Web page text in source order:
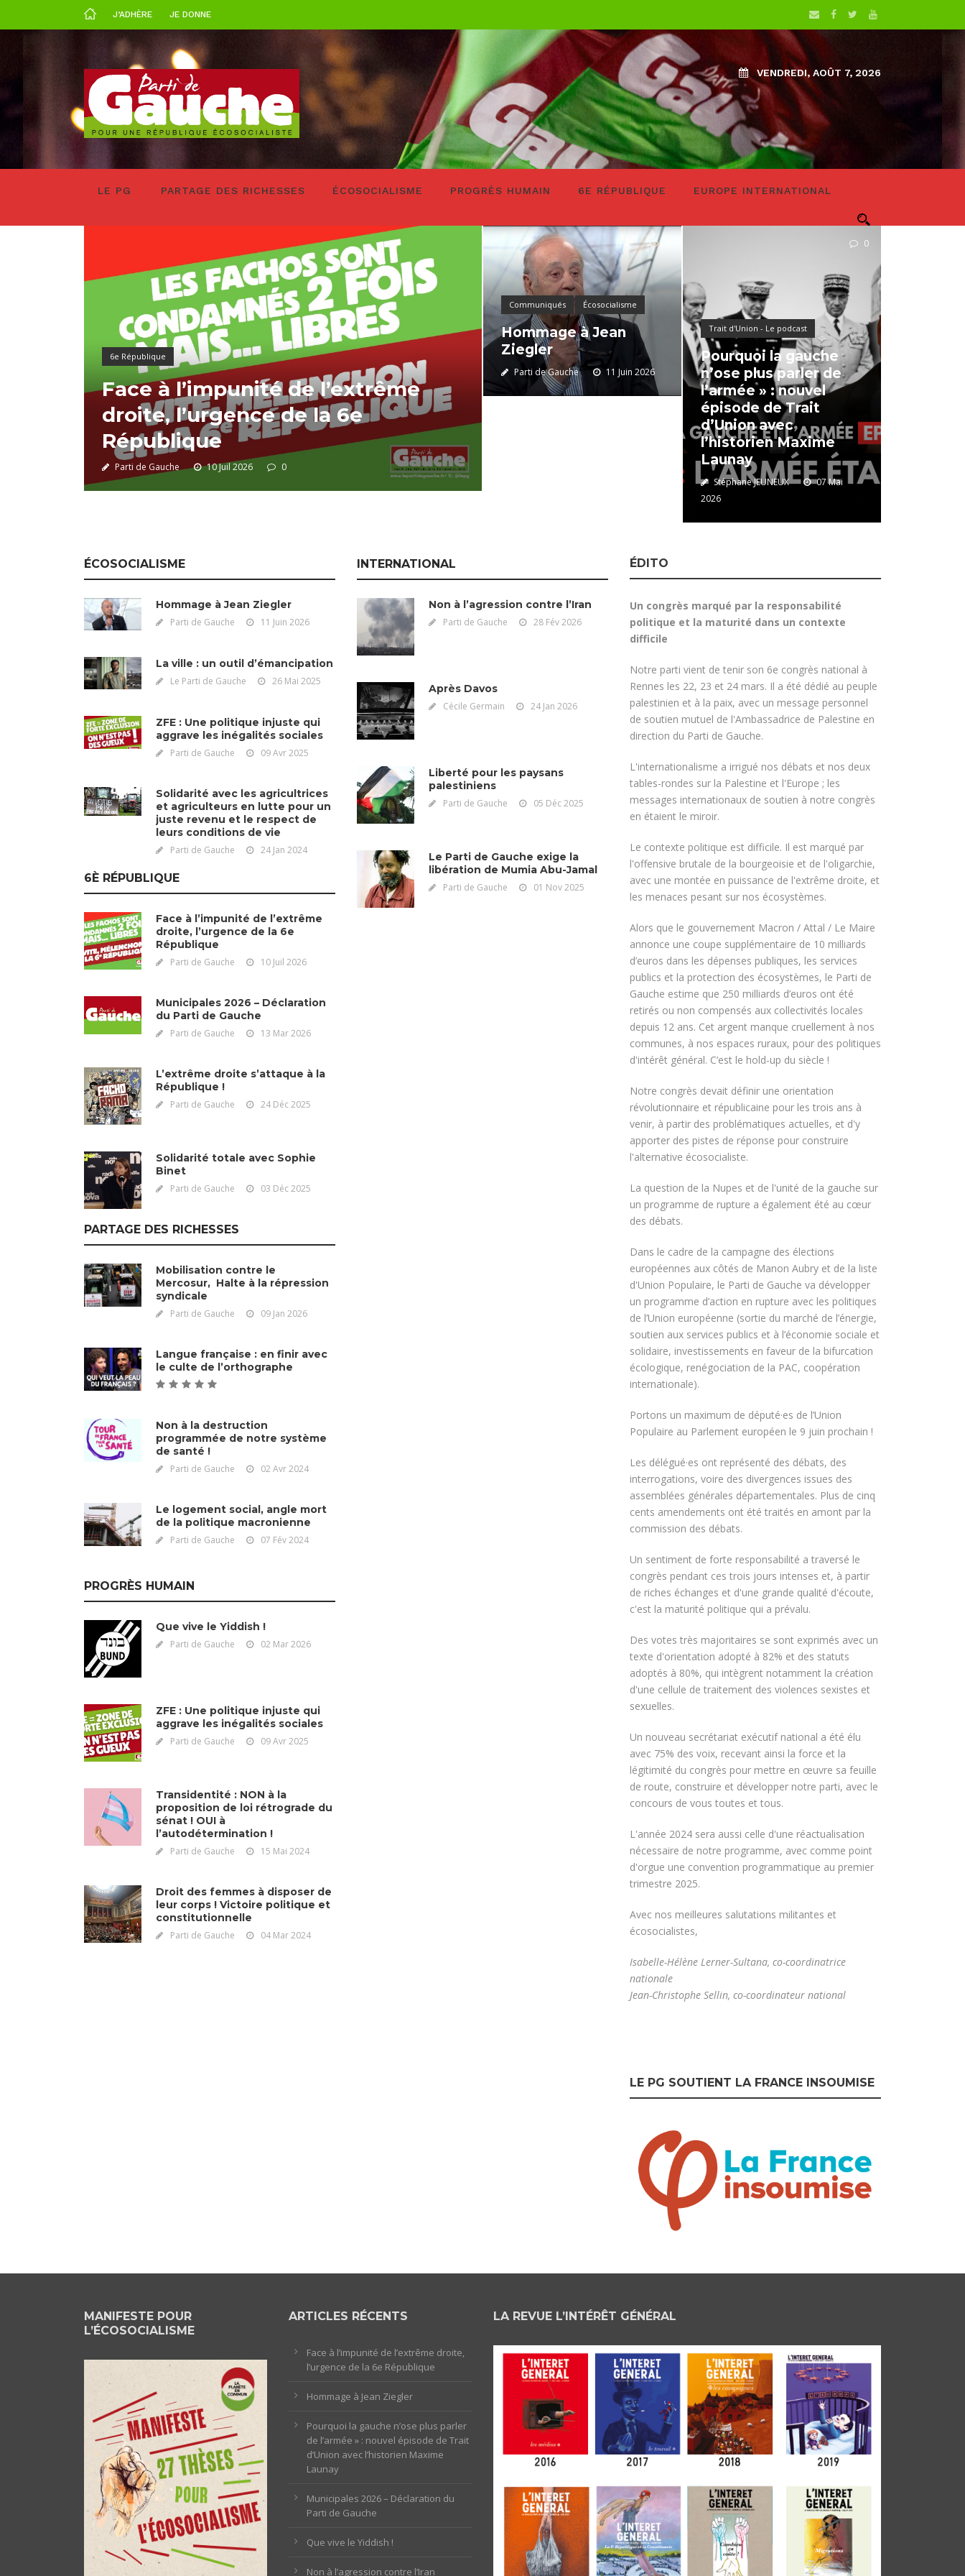
J’ADHÈRE JE DONNE
VENDREDI, AOÛT 7, 2026
LE PG PARTAGE DES RICHESSES ÉCOSOCIALISME PROGRÈS HUMAIN 6E RÉPUBLIQUE EUROPE INTERNATIONAL
6e République
Face à l’impunité de l’extrême
droite, l’urgence de la 6e
République
Parti de Gauche 10 Juil 2026 0
Communiqués Écosocialisme
Hommage à Jean
Ziegler
Parti de Gauche 11 Juin 2026
Trait d'Union - Le podcast
Pourquoi la gauche
n’ose plus parler de
l’armée » : nouvel
épisode de Trait
d’Union avec
l’historien Maxime
Launay
Stéphane JEUNEUX
07 Mai
2026
0
ÉCOSOCIALISME
Hommage à Jean Ziegler
Parti de Gauche 11 Juin 2026
La ville : un outil d’émancipation
Le Parti de Gauche 26 Mai 2025
ZFE : Une politique injuste qui
aggrave les inégalités sociales
Parti de Gauche 09 Avr 2025
Solidarité avec les agricultrices
et agriculteurs en lutte pour un
juste revenu et le respect de
leurs conditions de vie
Parti de Gauche 24 Jan 2024
6È RÉPUBLIQUE
Face à l’impunité de l’extrême
droite, l’urgence de la 6e
République
Parti de Gauche 10 Juil 2026
Municipales 2026 – Déclaration
du Parti de Gauche
Parti de Gauche 13 Mar 2026
L’extrême droite s’attaque à la
République !
Parti de Gauche 24 Déc 2025
Solidarité totale avec Sophie
Binet
Parti de Gauche 03 Déc 2025
PARTAGE DES RICHESSES
Mobilisation contre le
Mercosur, Halte à la répression
syndicale
Parti de Gauche 09 Jan 2026
Langue française : en finir avec
le culte de l’orthographe
Non à la destruction
programmée de notre système
de santé !
Parti de Gauche 02 Avr 2024
Le logement social, angle mort
de la politique macronienne
Parti de Gauche 07 Fév 2024
PROGRÈS HUMAIN
Que vive le Yiddish !
Parti de Gauche 02 Mar 2026
ZFE : Une politique injuste qui
aggrave les inégalités sociales
Parti de Gauche 09 Avr 2025
Transidentité : NON à la
proposition de loi rétrograde du
sénat ! OUI à
l’autodétermination !
Parti de Gauche 15 Mai 2024
Droit des femmes à disposer de
leur corps ! Victoire politique et
constitutionnelle
Parti de Gauche 04 Mar 2024
INTERNATIONAL
Non à l’agression contre l’Iran
Parti de Gauche 28 Fév 2026
Après Davos
Cécile Germain 24 Jan 2026
Liberté pour les paysans
palestiniens
Parti de Gauche 05 Déc 2025
Le Parti de Gauche exige la
libération de Mumia Abu-Jamal
Parti de Gauche 01 Nov 2025
ÉDITO
Un congrès marqué par la responsabilité
politique et la maturité dans un contexte
difficile
Notre parti vient de tenir son 6e congrès national à
Rennes les 22, 23 et 24 mars. Il a été dédié au peuple
palestinien et à la paix, avec un message personnel
de soutien mutuel de l'Ambassadrice de Palestine en
direction du Parti de Gauche.
L'internationalisme a irrigué nos débats et nos deux
tables-rondes sur la Palestine et l'Europe ; les
messages internationaux de soutien à notre congrès
en étaient le miroir.
Le contexte politique est difficile. Il est marqué par
l'offensive brutale de la bourgeoisie et de l'oligarchie,
avec une montée en puissance de l'extrême droite, et
les menaces pesant sur nos écosystèmes.
Alors que le gouvernement Macron / Attal / Le Maire
annonce une coupe supplémentaire de 10 milliards
d’euros dans les dépenses publiques, les services
publics et la protection des écosystèmes, le Parti de
Gauche estime que 250 milliards d’euros ont été
retirés ou non compensés aux collectivités locales
depuis 12 ans. Cet argent manque cruellement à nos
communes, à nos espaces ruraux, pour des politiques
d'intérêt général. C’est le hold-up du siècle !
Notre congrès devait définir une orientation
révolutionnaire et républicaine pour les trois ans à
venir, à partir des problématiques actuelles, et d'y
apporter des pistes de réponse pour construire
l'alternative écosocialiste.
La question de la Nupes et de l'unité de la gauche sur
un programme de rupture a également été au cœur
des débats.
Dans le cadre de la campagne des élections
européennes aux côtés de Manon Aubry et de la liste
d'Union Populaire, le Parti de Gauche va développer
un programme d’action en rupture avec les politiques
de l’Union européenne (sortie du marché de l’énergie,
soutien aux services publics et à l’économie sociale et
solidaire, investissements en faveur de la bifurcation
écologique, renégociation de la PAC, coopération
internationale).
Portons un maximum de député·es de l’Union
Populaire au Parlement européen le 9 juin prochain !
Les délégué·es ont représenté des débats, des
interrogations, voire des divergences issues des
assemblées générales départementales. Plus de cinq
cents amendements ont été traités en amont par la
commission des débats.
Un sentiment de forte responsabilité a traversé le
congrès pendant ces trois jours intenses et, à partir
de riches échanges et d'une grande qualité d'écoute,
c'est la maturité politique qui a prévalu.
Des votes très majoritaires se sont exprimés avec un
texte d'orientation adopté à 82% et des statuts
adoptés à 80%, qui intègrent notamment la création
d'une cellule de traitement des violences sexistes et
sexuelles.
Un nouveau secrétariat exécutif national a été élu
avec 75% des voix, recevant ainsi la force et la
légitimité du congrès pour mettre en œuvre sa feuille
de route, construire et développer notre parti, avec le
concours de vous toutes et tous.
L'année 2024 sera aussi celle d'une réactualisation
nécessaire de notre programme, avec comme point
d'orgue une convention programmatique au premier
trimestre 2025.
Avec nos meilleures salutations militantes et
écosocialistes,
Isabelle-Hélène Lerner-Sultana, co-coordinatrice
nationale
Jean-Christophe Sellin, co-coordinateur national
LE PG SOUTIENT LA FRANCE INSOUMISE
MANIFESTE POUR
L’ÉCOSOCIALISME
ARTICLES RÉCENTS
Face à l’impunité de l’extrême droite,
l’urgence de la 6e République
Hommage à Jean Ziegler
Pourquoi la gauche n’ose plus parler
de l’armée » : nouvel épisode de Trait
d’Union avec l’historien Maxime
Launay
Municipales 2026 – Déclaration du
Parti de Gauche
Que vive le Yiddish !
Non à l’agression contre l’Iran
LA REVUE L’INTÉRÊT GÉNÉRAL